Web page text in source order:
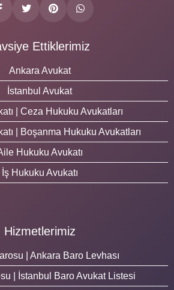
Ettiklerimiz
Ankara Avukat
İstanbul Avukat
| Ceza Hukuku Avukatları
| Boşanma Hukuku Avukatları
Hukuku Avukatı
İş Hukuku Avukatı
Hizmetlerimiz
| Ankara Baro Levhası
| İstanbul Baro Avukat Listesi